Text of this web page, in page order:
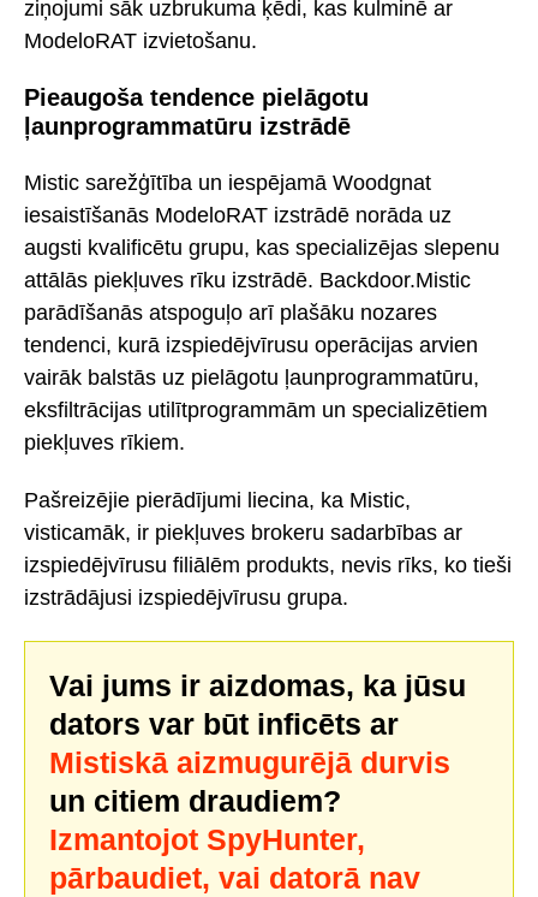
ziņojumi sāk uzbrukuma ķēdi, kas kulminē ar
ModeloRAT izvietošanu.
Pieaugoša tendence pielāgotu
ļaunprogrammatūru izstrādē
Mistic sarežģītība un iespējamā Woodgnat
iesaistīšanās ModeloRAT izstrādē norāda uz
augsti kvalificētu grupu, kas specializējas slepenu
attālās piekļuves rīku izstrādē. Backdoor.Mistic
parādīšanās atspoguļo arī plašāku nozares
tendenci, kurā izspiedējvīrusu operācijas arvien
vairāk balstās uz pielāgotu ļaunprogrammatūru,
eksfiltrācijas utilītprogrammām un specializētiem
piekļuves rīkiem.
Pašreizējie pierādījumi liecina, ka Mistic,
visticamāk, ir piekļuves brokeru sadarbības ar
izspiedējvīrusu filiālēm produkts, nevis rīks, ko tieši
izstrādājusi izspiedējvīrusu grupa.
Vai jums ir aizdomas, ka jūsu
dators var būt inficēts ar
Mistiskā aizmugurējā durvis
un citiem draudiem?
Izmantojot SpyHunter,
pārbaudiet, vai datorā nav